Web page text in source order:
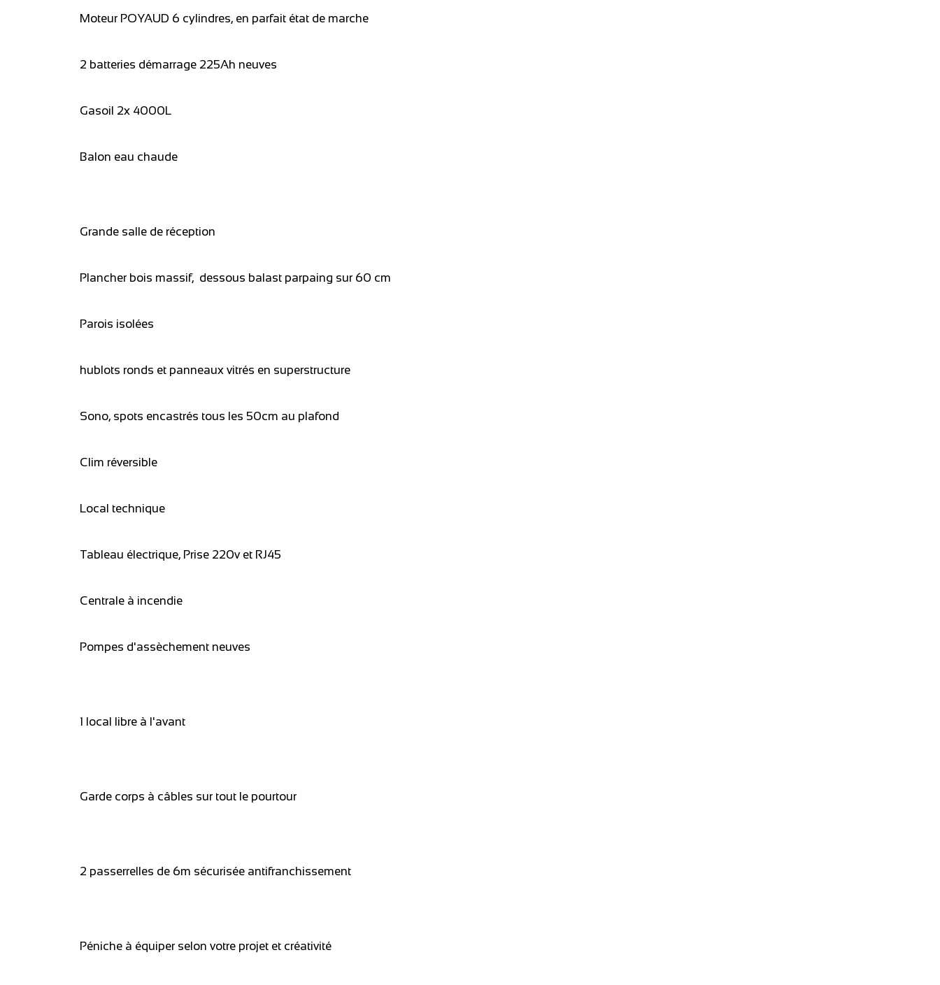
Moteur POYAUD 6 cylindres, en parfait état de marche
2 batteries démarrage 225Ah neuves
Gasoil 2x 4000L
Balon eau chaude
Grande salle de réception
Plancher bois massif, dessous balast parpaing sur 60 cm
Parois isolées
hublots ronds et panneaux vitrés en superstructure
Sono, spots encastrés tous les 50cm au plafond
Clim réversible
Local technique
Tableau électrique, Prise 220v et RJ45
Centrale à incendie
Pompes d'assèchement neuves
1 local libre à l'avant
Garde corps à câbles sur tout le pourtour
2 passerrelles de 6m sécurisée antifranchissement
Péniche à équiper selon votre projet et créativité